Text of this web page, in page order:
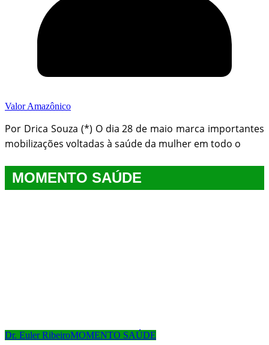
Valor Amazônico
Por Drica Souza (*) O dia 28 de maio marca importantes
mobilizações voltadas à saúde da mulher em todo o
MOMENTO SAÚDE
Dr. Euler RibeiroMOMENTO SAÚDE